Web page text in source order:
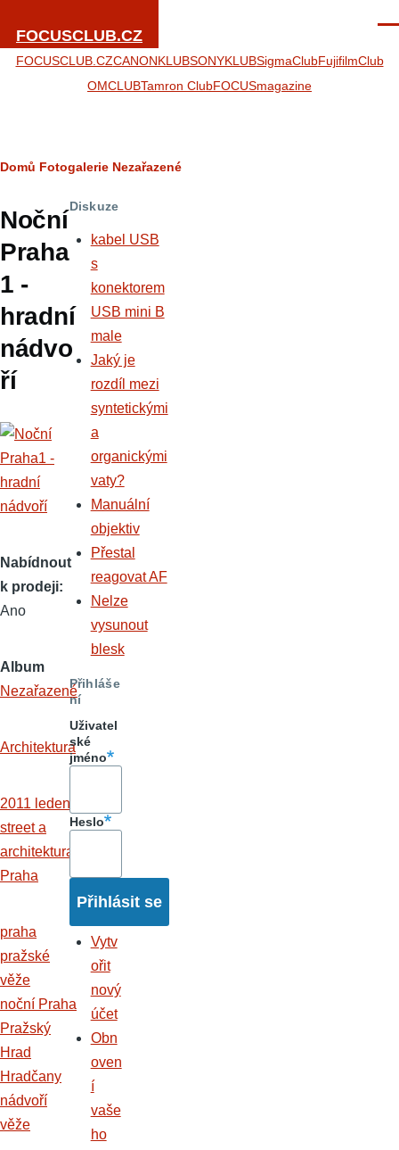
FOCUSCLUB.CZ
FOCUSCLUB.CZCANONKLUBSONYKLUBSigmaClubFujifilmClub
OMCLUBTamron ClubFOCUSmagazine
Drobečková
navigace
Domů Fotogalerie Nezařazené
Noční
Praha
1 -
hradní
nádvo
ří
Nabídnout
k prodeji
Ano
Album
Nezařazené
Architektura
2011 leden -
street a
architektura
Praha
praha
pražské
věže
noční Praha
Pražský
Hrad
Hradčany
nádvoří
věže
Diskuze
kabel USB
s
konektorem
USB mini B
male
Jaký je
rozdíl mezi
syntetickými
a
organickými
vaty?
Manuální
objektiv
Přestal
reagovat AF
Nelze
vysunout
blesk
Přihláše
ní
Uživatel
ské
jméno
Heslo
Vytv
ořit
nový
účet
Obn
oven
í
vaše
ho